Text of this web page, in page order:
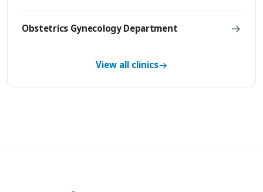
Obstetrics Gynecology Department
View all clinics